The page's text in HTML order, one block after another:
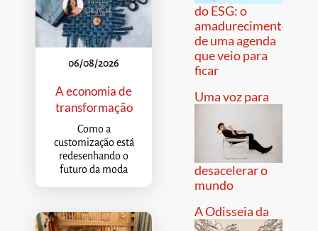
06/08/2026
A economia de
transformação
Como a
customização está
redesenhando o
futuro da moda
do ESG: o
amadurecimento
de uma agenda
que veio para
ficar
Uma voz para
desacelerar o
mundo
A Odisseia da